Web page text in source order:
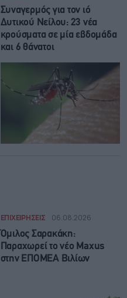
Συναγερμός για τον ιό
Δυτικού Νείλου: 23 νέα
κρούσματα σε μία εβδομάδα
και 6 θάνατοι
ΕΠΙΧΕΙΡΗΣΕΙΣ 06.08.2026
Όμιλος Σαρακάκη:
Παραχωρεί το νέο Maxus
στην ΕΠΟΜΕΑ Βιλίων